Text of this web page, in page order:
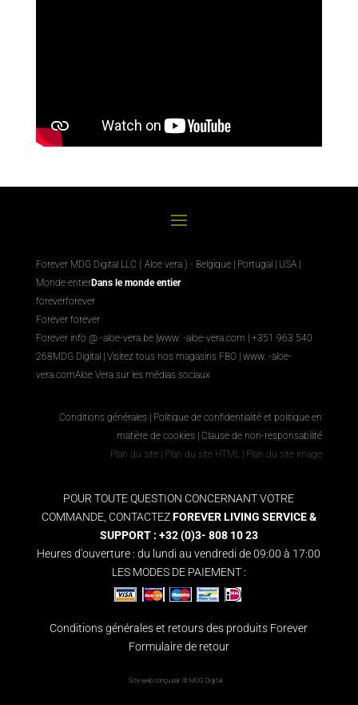
Forever MDG Digital LLC ( Aloe vera ) - Belgique | Portugal | USA |
Monde entierDans le monde entier
foreverforever
Forever forever
Forever info @ -aloe-vera.be |www. -aloe-vera.com | +351 963 540
268MDG Digital| Visitez tous nos magasins FBO| www. -aloe-
vera.comAloe Vera sur les médias sociaux
Conditions générales | Politique de confidentialité et politique en
matière de cookies |Clause de non-responsabilité
Plan du site | Plan du site HTML | Plan du site image
POUR TOUTE QUESTION CONCERNANT VOTRE
COMMANDE, CONTACTEZFOREVER LIVING SERVICE &
SUPPORT : +32 (0)3- 808 10 23
Heures d'ouverture : du lundi au vendredi de 09:00 à 17:00
LES MODES DE PAIEMENT :
Conditions générales et retours des produits Forever
Formulaire de retour
Site web conçu par © MDG Digital